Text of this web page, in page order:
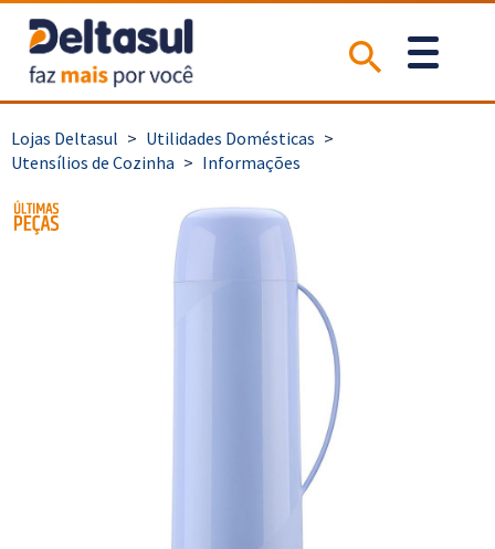
> Utilidades Domésticas >
Utensílios de Cozinha > Informações